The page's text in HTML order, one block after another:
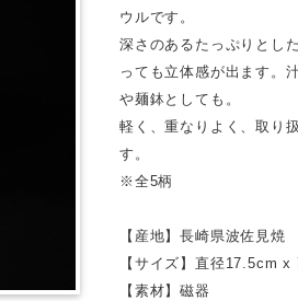
ウルです。
深さのあるたっぷりとし
っても立体感が出ます。
や麺鉢としても。
軽く、重なりよく、取り
す。
※全5柄
【産地】長崎県波佐見焼
【サイズ】直径17.5cm
【素材】磁器